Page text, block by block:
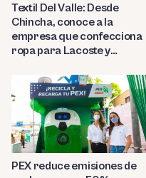
Textil Del Valle: Desde
Chincha, conoce a la
empresa que confecciona
ropa para Lacoste y
PEX reduce emisiones de